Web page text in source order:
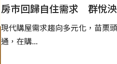
房市回歸自住需求 群悅
現代購屋需求趨向多元化，苗栗
通，在購...